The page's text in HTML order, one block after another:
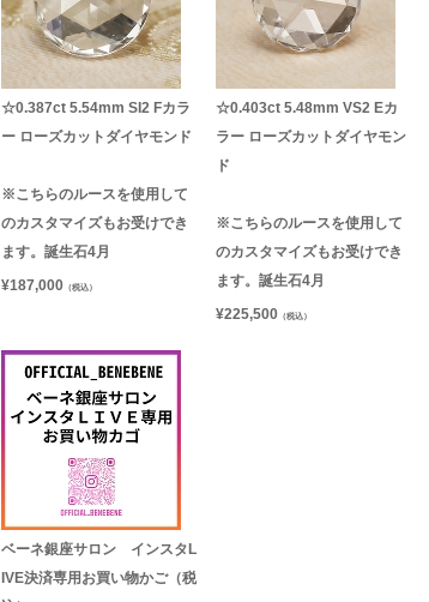
☆0.387ct 5.54mm SI2 Fカラ
ー ローズカットダイヤモンド
※こちらのルースを使用して
のカスタマイズもお受けでき
ます。誕生石4月
¥187,000 （税込）
☆0.403ct 5.48mm VS2 Eカ
ラー ローズカットダイヤモン
ド
※こちらのルースを使用して
のカスタマイズもお受けでき
ます。誕生石4月
¥225,500 （税込）
ベーネ銀座サロン インスタL
IVE決済専用お買い物かご（税